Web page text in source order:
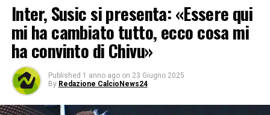
Inter, Susic si presenta: «Essere qui
mi ha cambiato tutto, ecco cosa mi
ha convinto di Chivu»
Published 1 anno ago on 23 Giugno 2025
By Redazione CalcioNews24